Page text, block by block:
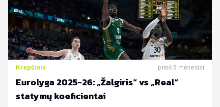
Krepšinis prieš 5 mėnesiai
Eurolyga 2025-26: „Žalgiris“ vs „Real“
statymų koeficientai